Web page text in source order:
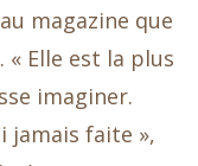
magazine que
« Elle est la plus
imaginer.
jamais faite »,